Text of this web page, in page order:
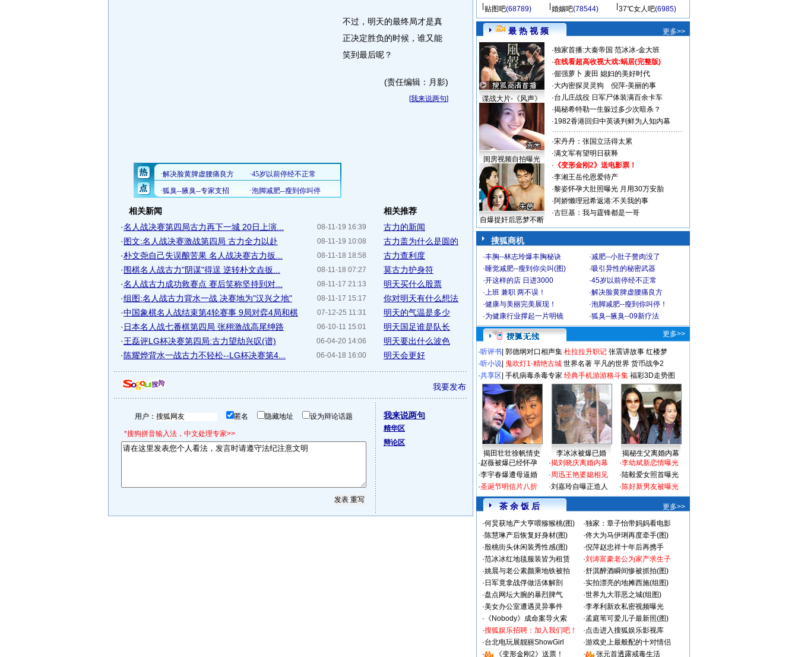
不过，明天的最终局才是真
正决定胜负的时候，谁又能
笑到最后呢？
(责任编辑：月影)
[我来说两句]
相关新闻
08-11-19 16:39
·名人战决赛第四局古力再下一城 20日上演...
08-11-19 10:08
·图文:名人战决赛激战第四局 古力全力以赴
08-11-18 18:58
·朴文尧自己失误酿苦果 名人战决赛古力扳...
08-11-18 07:27
·围棋名人战古力"阴谋"得逞 逆转朴文垚扳...
08-11-17 21:13
·名人战古力成功救赛点 赛后笑称坚持到对...
08-11-17 15:17
·组图:名人战古力背水一战 决赛地为"汉兴之地"
07-12-25 11:31
·中国象棋名人战结束第4轮赛事 9局对弈4局和棋
06-10-11 15:01
· 日本名人战七番棋第四局 张栩激战高尾绅路
06-04-20 14:06
·王磊评LG杯决赛第四局:古力望劫兴叹(谱)
06-04-18 16:00
· 陈耀烨背水一战古力不轻松--LG杯决赛第4...
相关推荐
古力的新闻
古力盖为什么是圆的
古力查利度
莫古力护身符
明天买什么股票
你对明天有什么想法
明天的气温是多少
明天国足谁是队长
明天要出什么波色
明天会更好
我要发布
用户： 匿名 隐藏地址 设为辩论话题
*搜狗拼音输入法，中文处理专家>>
我来说两句
精华区
辩论区
贴图吧(68789) 婚姻吧(78544) 37℃女人吧(6985)
最 热 视 频 更多>>
谍战大片-《风声》
闺房视频自拍曝光
自爆捉奸后恶梦不断
·独家首播:大秦帝国 范冰冰-金大班
·在线看超高收视大戏:蜗居(完整版)
·倔强萝卜 麦田 媳妇的美好时代
·大内密探灵灵狗
倪萍-美丽的事
·台儿庄战役 日军尸体装满百余卡车
·揭秘希特勒一生躲过多少次暗杀？
·1982香港回归中英谈判鲜为人知内幕
·宋丹丹：张国立活得太累
·满文军有望明日获释
· 《变形金刚2》送电影票！
·李湘王岳伦恩爱待产
·黎姿怀孕大肚照曝光 月用30万安胎
·阿娇懒理冠希返港:不关我的事
·古巨基：我与霆锋都是一哥
搜狐商机
·丰胸--林志玲爆丰胸秘诀 ·减肥--小肚子赘肉没了
·睡觉减肥--瘦到你尖叫(图) ·吸引异性的秘密武器
·开这样的店 日进3000 ·45岁以前停经不正常
·上班 兼职 两不误！ ·解决脸黄脾虚腰痛良方
·健康与美丽完美展现！ ·泡脚减肥--瘦到你叫停！
·为健康行业撑起一片明镜 ·狐臭--腋臭--09新疗法
更多>>
·听评书 郭德纲对口相声集 杜拉拉升职记 张震讲故事 红楼梦
·听小说 鬼吹灯1-精绝古城 世界名著 平凡的世界 货币战争2
·共享区 手机病毒杀毒专家 经典手机游游格斗集 福彩3D走势图
揭田壮壮徐帆情史 李冰冰被爆已婚
揭秘生父离婚内幕
·赵薇被爆已经怀孕
·李宇春爆遭母逼婚
·圣诞节明信片八折
·揭刘晓庆离婚内幕
·周迅王艳婆媳相见
·刘嘉玲自曝正造人
·李幼斌新恋情曝光
·陆毅爱女照首曝光
·陈好新男友被曝光
茶 余 饭 后
更多>>
·何炅获地产大亨喂猕猴桃(图) ·独家：章子怡带妈妈看电影
·陈慧琳产后恢复好身材(图) ·佟大为马伊琍再度牵手(图)
·殷桃街头休闲装秀性感(图) ·倪萍赵忠祥十年后再携手
·范冰冰红地毯服装皆为租赁 ·刘涛富豪老公为家产求生子
·姚晨与老公素颜乘地铁被拍 ·舒淇醉酒瞬间惨被抓拍(图)
· 日军竟拿战俘做活体解剖 ·实拍漂亮的地摊西施(组图)
·盘点网坛大腕的暴烈脾气 ·世界九大罪恶之城(组图)
·美女办公室遭遇灵异事件 ·李孝利新欢私密视频曝光
· 《Nobody》成命案导火索 ·孟庭苇可爱儿子最新照(图)
·搜狐娱乐招聘：加入我们吧！ ·点击进入搜狐娱乐影视库
·台北电玩展靓丽ShowGirl ·游戏史上最般配的十对情侣
·
《变形金刚2》送票！ ·
张元首透露戒毒生活